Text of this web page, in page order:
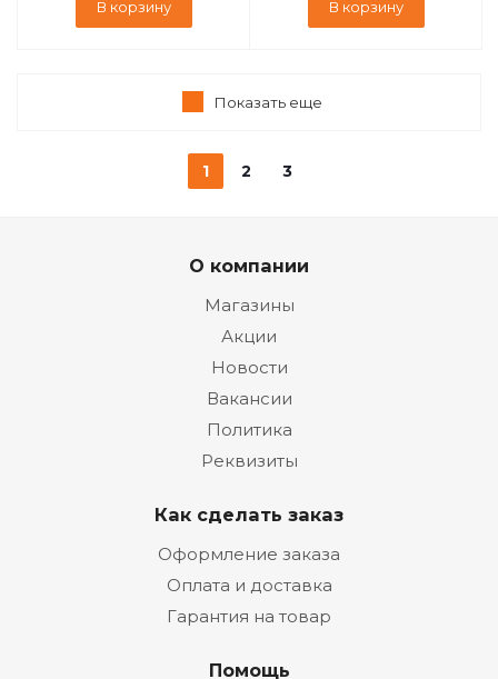
В корзину В корзину
Показать еще
1 2 3
О компании
Магазины
Акции
Новости
Вакансии
Политика
Реквизиты
Как сделать заказ
Оформление заказа
Оплата и доставка
Гарантия на товар
Помощь